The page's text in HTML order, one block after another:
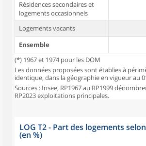
Résidences secondaires et
logements occasionnels
Logements vacants
Ensemble
(*) 1967 et 1974 pour les DOM
Les données proposées sont établies à
identique, dans la géographie en vigueur au
Sources : Insee, RP1967 au RP1999
RP2023 exploitations principales.
LOG T2 - Part des logements
(en %)